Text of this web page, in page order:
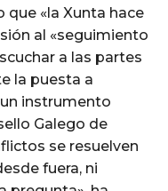
que «la Xunta hace
al «seguimiento
a las partes
la puesta a
instrumento
Galego de
se resuelven
fuera, ni